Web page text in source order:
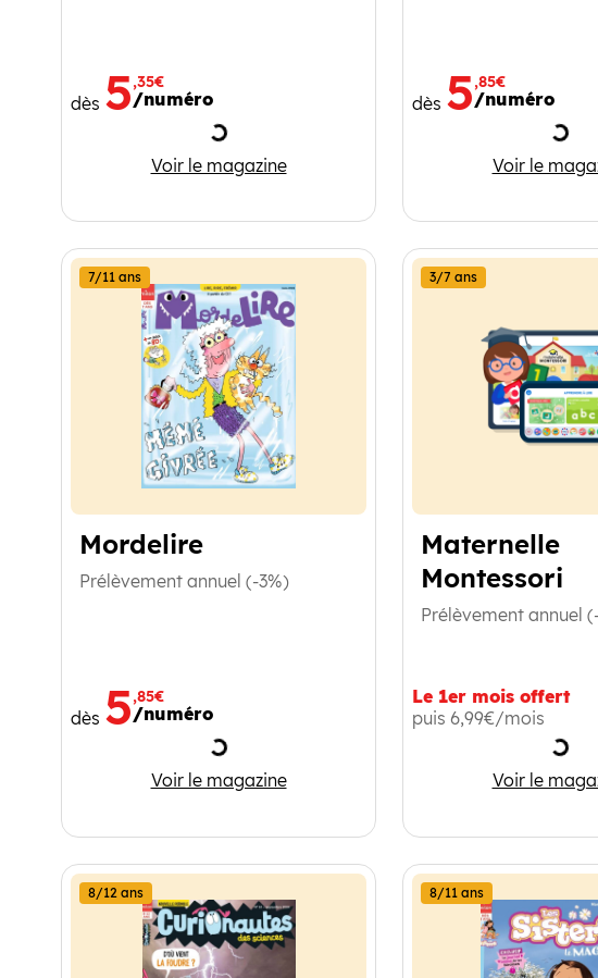
dès 5,35€
/numéro
Chargement
Voir le magazine
Wakou
dès 5,85€
/numéro
Voir le
Mordelire
7/11 ans
Prélèvement annuel (-3%)
dès 5,85€
/numéro
Chargement
Voir le magazine
Mordelire
Maternelle
Montessori
3/7 ans
Prélèvement annuel
Le 1er mois offert
puis 6,99€/mois
Voir le
8/12 ans 8/11 ans